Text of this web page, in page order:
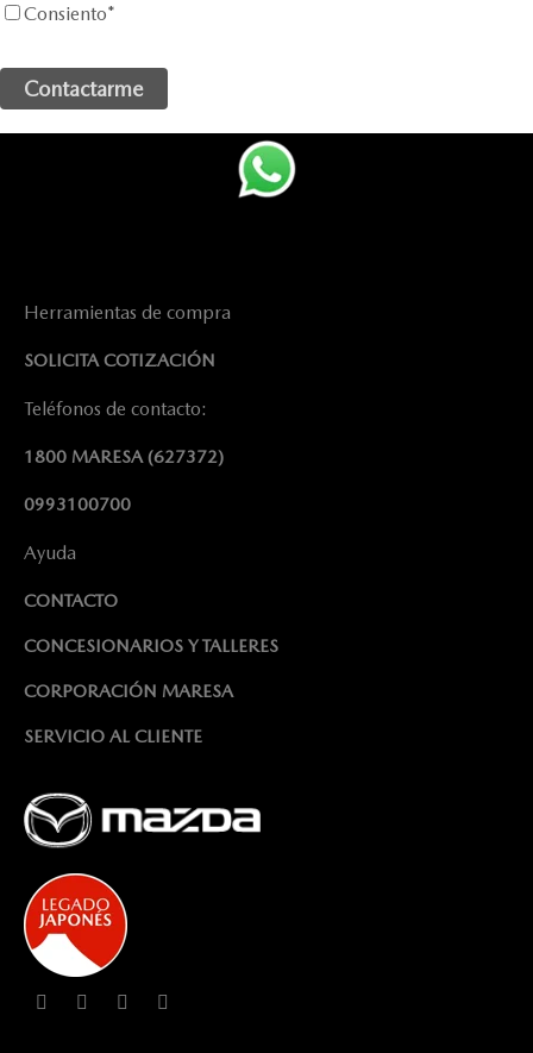
Consiento*
Herramientas de compra
SOLICITA COTIZACIÓN
Teléfonos de contacto:
1800 MARESA(627372)
0993100700
Ayuda
CONTACTO
CONCESIONARIOS Y TALLERES
CORPORACIÓN MARESA
SERVICIO AL CLIENTE